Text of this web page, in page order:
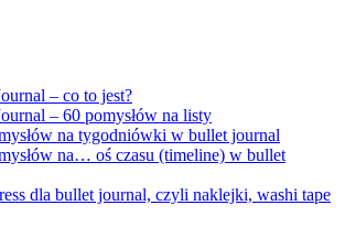
– co to jest?
– 60 pomysłów na listy
na tygodniówki w bullet journal
na… oś czasu (timeline) w bullet
dla bullet journal, czyli naklejki, washi tape